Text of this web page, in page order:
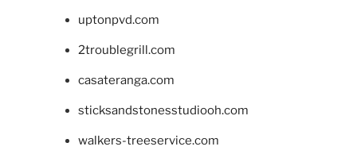
uptonpvd.com
2troublegrill.com
casateranga.com
sticksandstonesstudiooh.com
walkers-treeservice.com